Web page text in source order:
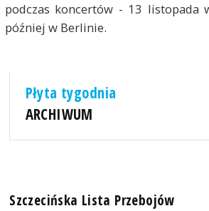
podczas koncertów - 13 listopada
później w Berlinie.
Płyta tygodnia
ARCHIWUM
Szczecińska Lista Przebojów